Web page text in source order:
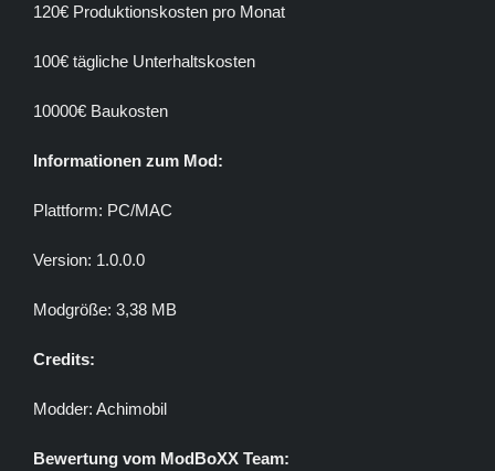
120€ Produktionskosten pro Monat
100€ tägliche Unterhaltskosten
10000€ Baukosten
Informationen zum Mod:
Plattform: PC/MAC
Version: 1.0.0.0
Modgröße: 3,38 MB
Credits:
Modder: Achimobil
Bewertung vom ModBoXX Team: